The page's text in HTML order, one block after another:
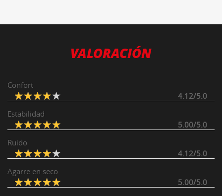
VALORACIÓN
Confort
4.12/5.0
Estabilidad
5.00/5.0
Ruido
4.12/5.0
Agarre en seco
5.00/5.0